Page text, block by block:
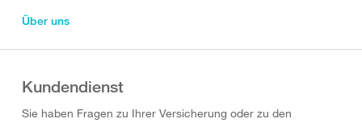
Über uns
Kundendienst
Sie haben Fragen zu Ihrer Versicherung oder zu den